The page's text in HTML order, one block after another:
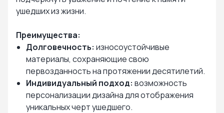
ушедших из жизни.
Преимущества:
Долговечность: износоустойчивые
материалы, сохраняющие свою
первозданность на протяжении десятилетий.
Индивидуальный подход: возможность
персонализации дизайна для отображения
уникальных черт ушедшего.